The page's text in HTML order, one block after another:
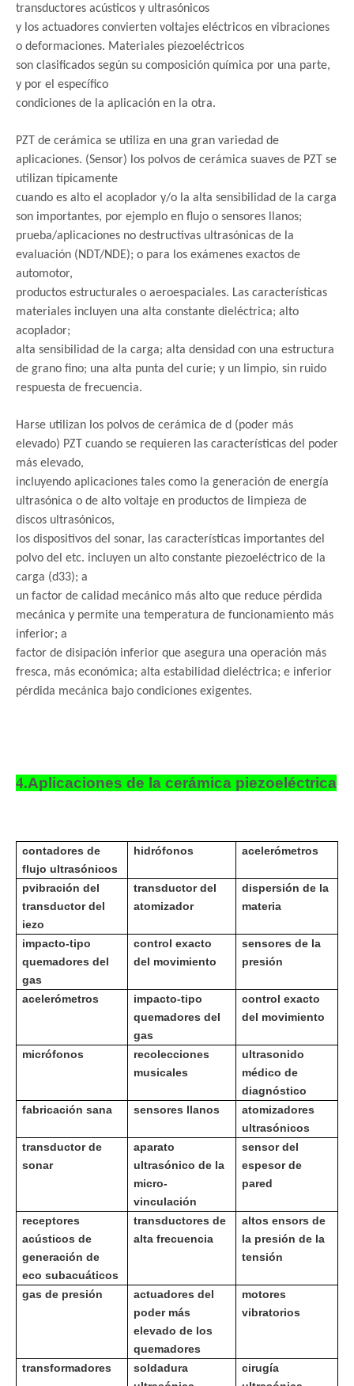
transductores acústicos y ultrasónicos
y los actuadores convierten voltajes eléctricos en vibraciones
o deformaciones. Materiales piezoeléctricos
son clasificados según su composición química por una parte,
y por el específico
condiciones de la aplicación en la otra.
PZT de cerámica se utiliza en una gran variedad de
aplicaciones. (Sensor) los polvos de cerámica suaves de PZT se
utilizan típicamente
cuando es alto el acoplador y/o la alta sensibilidad de la carga
son importantes, por ejemplo en flujo o sensores llanos;
prueba/aplicaciones no destructivas ultrasónicas de la
evaluación (NDT/NDE); o para los exámenes exactos de
automotor,
productos estructurales o aeroespaciales. Las características
materiales incluyen una alta constante dieléctrica; alto
acoplador;
alta sensibilidad de la carga; alta densidad con una estructura
de grano fino; una alta punta del curie; y un limpio, sin ruido
respuesta de frecuencia.
Harse utilizan los polvos de cerámica de d (poder más
elevado) PZT cuando se requieren las características del poder
más elevado,
incluyendo aplicaciones tales como la generación de energía
ultrasónica o de alto voltaje en productos de limpieza de
discos ultrasónicos,
los dispositivos del sonar, las características importantes del
polvo del etc. incluyen un alto constante piezoeléctrico de la
carga (d33); a
un factor de calidad mecánico más alto que reduce pérdida
mecánica y permite una temperatura de funcionamiento más
inferior; a
factor de disipación inferior que asegura una operación más
fresca, más económica; alta estabilidad dieléctrica; e inferior
pérdida mecánica bajo condiciones exigentes.
4.Aplicaciones de la cerámica piezoeléctrica
contadores de
flujo ultrasónicos
hidrófonos acelerómetros
pvibración del
transductor del
iezo
transductor del
atomizador
dispersión de la
materia
impacto-tipo
quemadores del
gas
control exacto
del movimiento
sensores de la
presión
acelerómetros
impacto-tipo
quemadores del
gas
control exacto
del movimiento
micrófonos
recolecciones
musicales
ultrasonido
médico de
diagnóstico
fabricación sana
sensores llanos
atomizadores
ultrasónicos
transductor de
sonar
aparato
ultrasónico de la
micro-
vinculación
sensor del
espesor de
pared
receptores
acústicos de
generación de
eco subacuáticos
transductores de
alta frecuencia
altos ensors de
la presión de la
tensión
gas de presión
actuadores del
poder más
elevado de los
quemadores
motores
vibratorios
transformadores
soldadura
cirugía